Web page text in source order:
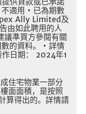
適用 • 已為期數
Ally Limited 及
由如此聘用的人
議準買方參閱有關
的資料。
• 詳情
日期： 2024年1
住宅物業一部分
面面積，是按照
算得出的。詳情請